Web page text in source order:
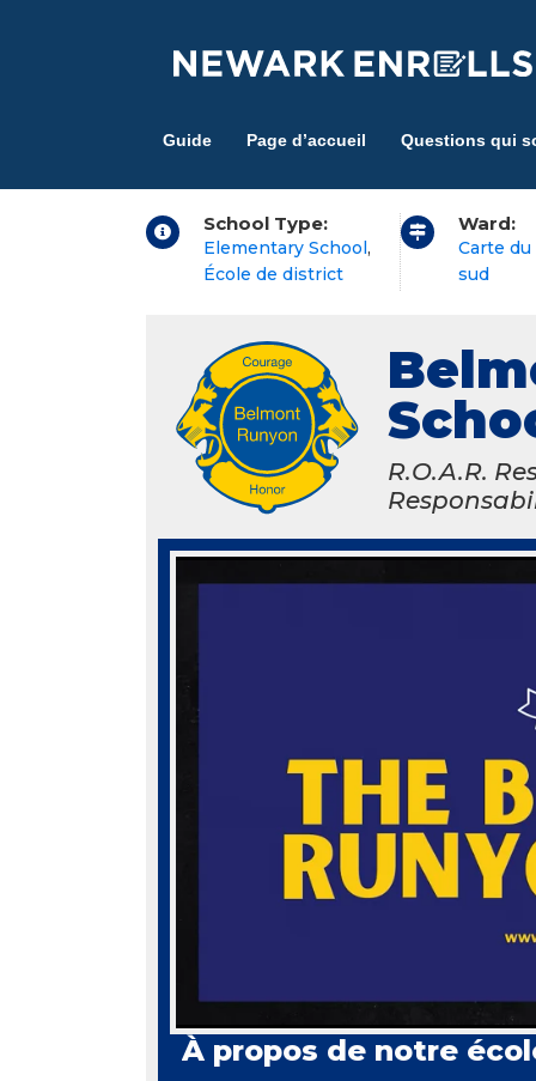
Guide Page d’accueil Questions qui
School Type:
Elementary School ,
École de district
Ward:
Carte
sud
R.O.A.R.
À propos de notre